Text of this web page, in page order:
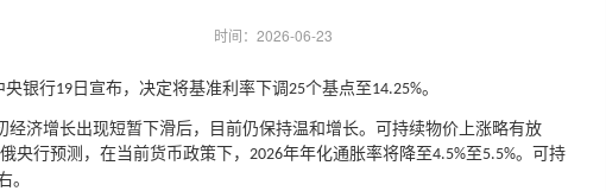
时间：2026-06-23
央银行19 日宣布，决定将基准利率下调25个基点至14.25%。
经济增长出现短暂下滑后，目前仍保持温和增长。可持续物价上涨略有放
央行预测，在当前货币政策下， 2026年年化通胀率将降至4.5%至5.5%。可持
。